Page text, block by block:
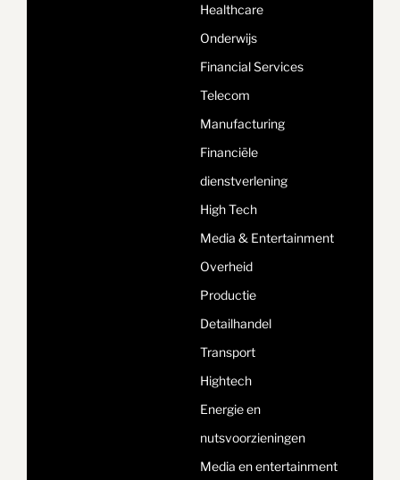
Healthcare
Onderwijs
Financial Services
Telecom
Manufacturing
Financiële
dienstverlening
High Tech
Media & Entertainment
Overheid
Productie
Detailhandel
Transport
Hightech
Energie en
nutsvoorzieningen
Media en entertainment